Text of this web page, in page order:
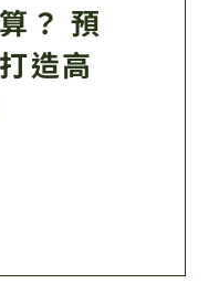
？ 預
造高